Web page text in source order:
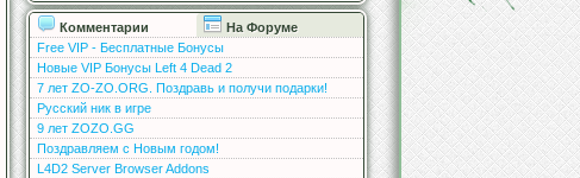
Комментарии
На Форуме
Free VIP - Бесплатные Бонусы
Новые VIP Бонусы Left 4 Dead 2
7 лет ZO-ZO.ORG. Поздравь и получи подарки!
Русский ник в игре
9 лет ZOZO.GG
Поздравляем с Новым годом!
L4D2 Server Browser Addons